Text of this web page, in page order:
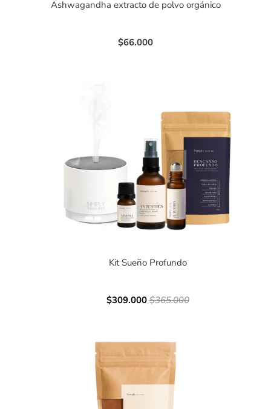
Ashwagandha extracto de polvo orgánico
$66.000
Kit Sueño Profundo
$309.000 $365.000